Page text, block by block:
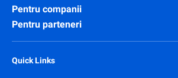
Pentru companii
Pentru parteneri
Quick Links